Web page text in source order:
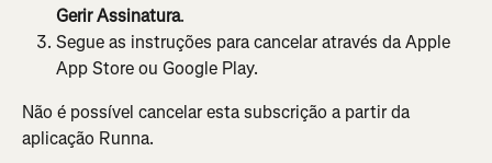
Gerir Assinatura.
Segue as instruções para cancelar através da Apple
App Store ou Google Play.
Não é possível cancelar esta subscrição a partir da
aplicação Runna.